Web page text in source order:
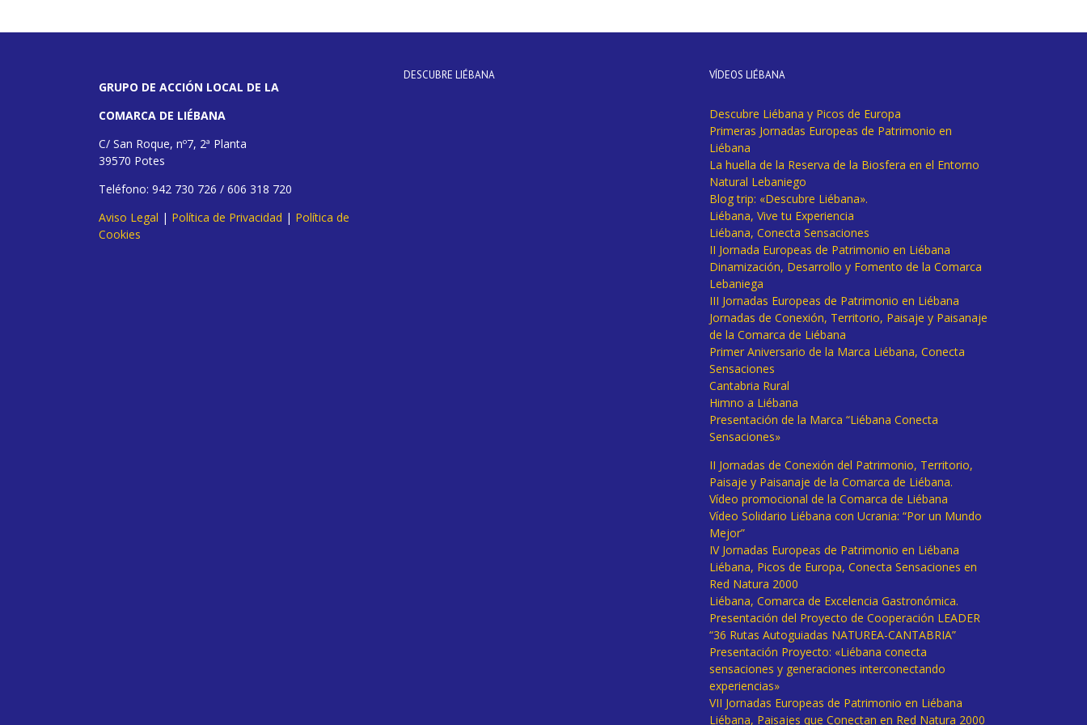
GRUPO DE ACCIÓN LOCAL DE LA
COMARCA DE LIÉBANA
C/ San Roque, nº7, 2ª Planta
39570 Potes
Teléfono: 942 730 726 / 606 318 720
Aviso Legal | Política de Privacidad | Política de
Cookies
DESCUBRE LIÉBANA VÍDEOS LIÉBANA
Descubre Liébana y Picos de Europa
Primeras Jornadas Europeas de Patrimonio en
Liébana
La huella de la Reserva de la Biosfera en el Entorno
Natural Lebaniego
Blog trip: «Descubre Liébana».
Liébana, Vive tu Experiencia
Liébana, Conecta Sensaciones
II Jornada Europeas de Patrimonio en Liébana
Dinamización, Desarrollo y Fomento de la Comarca
Lebaniega
III Jornadas Europeas de Patrimonio en Liébana
Jornadas de Conexión, Territorio, Paisaje y Paisanaje
de la Comarca de Liébana
Primer Aniversario de la Marca Liébana, Conecta
Sensaciones
Cantabria Rural
Himno a Liébana
Presentación de la Marca “Liébana Conecta
Sensaciones»
II Jornadas de Conexión del Patrimonio, Territorio,
Paisaje y Paisanaje de la Comarca de Liébana.
Vídeo promocional de la Comarca de Liébana
Vídeo Solidario Liébana con Ucrania: “Por un Mundo
Mejor”
IV Jornadas Europeas de Patrimonio en Liébana
Liébana, Picos de Europa, Conecta Sensaciones en
Red Natura 2000
Liébana, Comarca de Excelencia Gastronómica.
Presentación del Proyecto de Cooperación LEADER
“36 Rutas Autoguiadas NATUREA-CANTABRIA”
Presentación Proyecto: «Liébana conecta
sensaciones y generaciones interconectando
experiencias»
VII Jornadas Europeas de Patrimonio en Liébana
Liébana, Paisajes que Conectan en Red Natura 2000